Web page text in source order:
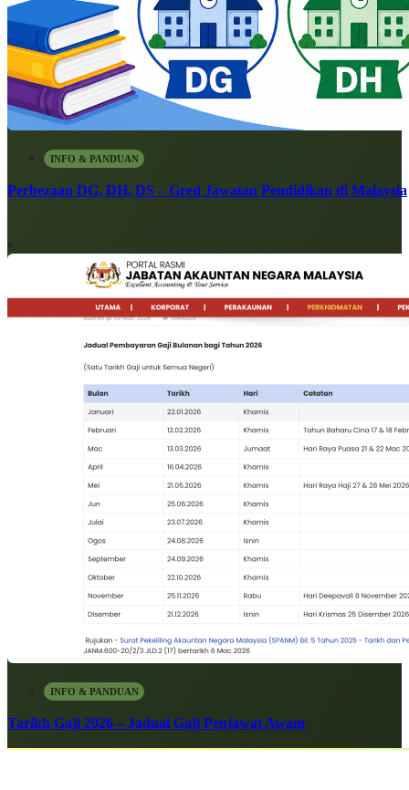
INFO & PANDUAN
Perbezaan DG, DH, DS – Gred Jawatan Pendidikan di Malaysia
INFO & PANDUAN
Tarikh Gaji 2026 – Jadual Gaji Penjawat Awam